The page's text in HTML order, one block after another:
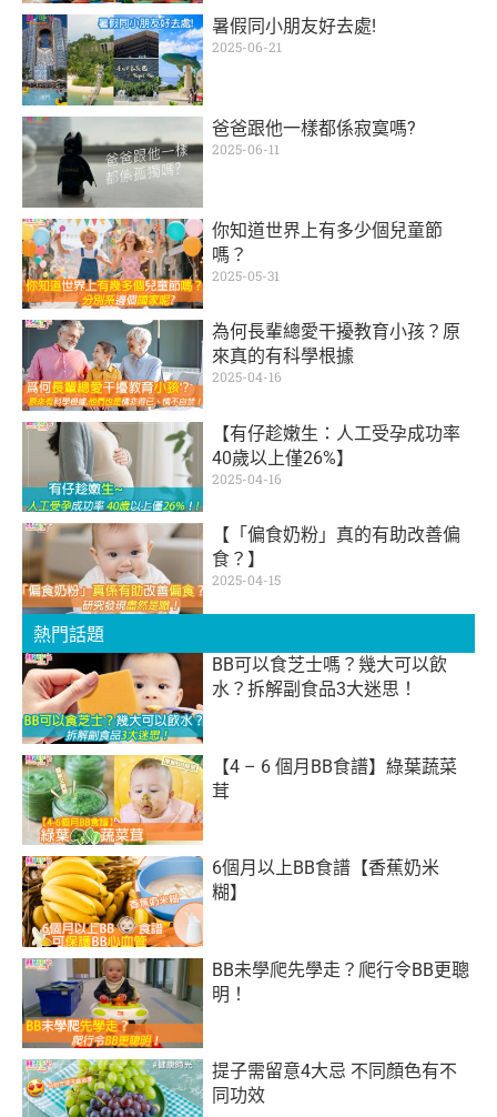
暑假同小朋友好去處!
2025-06-21
爸爸跟他一樣都係寂寞嗎?
2025-06-11
你知道世界上有多少個兒童節
嗎？
2025-05-31
為何長輩總愛干擾教育小孩？原
來真的有科學根據
2025-04-16
【有仔趁嫩生：人工受孕成功率
40歲以上僅26%】
2025-04-16
【「偏食奶粉」真的有助改善偏
食？】
2025-04-15
熱門話題
BB可以食芝士嗎？幾大可以飲
水？拆解副食品3大迷思！
【4 – 6 個月BB食譜】綠葉蔬菜
茸
6個月以上BB食譜【香蕉奶米
糊】
BB未學爬先學走？爬行令BB更聰
明！
提子需留意4大忌 不同顏色有不
同功效